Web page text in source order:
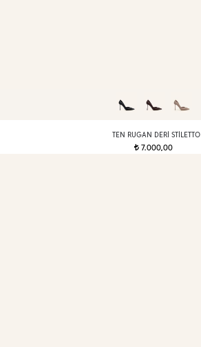
TEN RUGAN DERI STILETTO
t 7.000,00